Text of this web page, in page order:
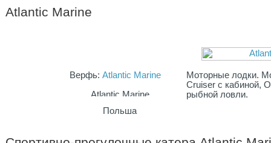
Atlantic Marine
Верфь:Atlantic Marine
Польша
Моторные лодки.
Cruiser с кабиной,
рыбной ловли.